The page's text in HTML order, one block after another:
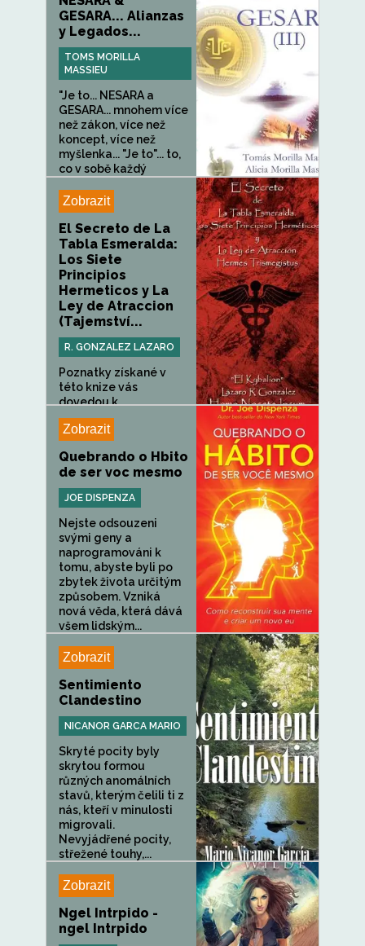
GESARA... Alianzas
y Legados...
TOMS MORILLA
MASSIEU
"Je to... NESARA a
GESARA... mnohem více
než zákon, více než
koncept, více než
myšlenka... "Je to"... to,
co v sobě každý
Zobrazit
El Secreto de La
Tabla Esmeralda:
Los Siete
Principios
Hermeticos y La
Ley de Atraccion
(Tajemství...
R. GONZALEZ LAZARO
Poznatky získané v
této knize vás
dovedou k...
Zobrazit
Quebrando o Hbito
de ser voc mesmo
JOE DISPENZA
Nejste odsouzeni
svými geny a
naprogramováni k
tomu, abyste byli po
zbytek života určitým
způsobem. Vzniká
nová věda, která dává
všem lidským...
Zobrazit
Sentimiento
Clandestino
NICANOR GARCA MARIO
Skryté pocity byly
skrytou formou
různých anomálních
stavů, kterým čelili ti z
nás, kteří v minulosti
migrovali.
Nevyjádřené pocity,
střežené touhy,...
Zobrazit
Ngel Intrpido -
ngel Intrpido